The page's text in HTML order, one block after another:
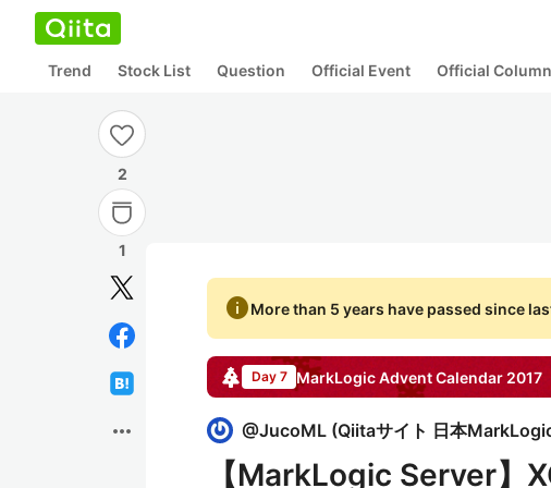
Trend Stock List Question Official Event Official Column
2
1
more_horiz
infoMore than 5 years have passed since
Day 7 MarkLogicAdvent Calendar 2017
@JucoML (Qiitaサイト 日本
【MarkLogic Server】